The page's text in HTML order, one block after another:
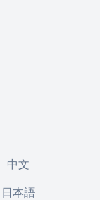
中文
日本語